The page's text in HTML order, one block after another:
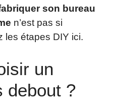
son bureau
n’est pas si
les étapes DIY ici.
un
debout ?